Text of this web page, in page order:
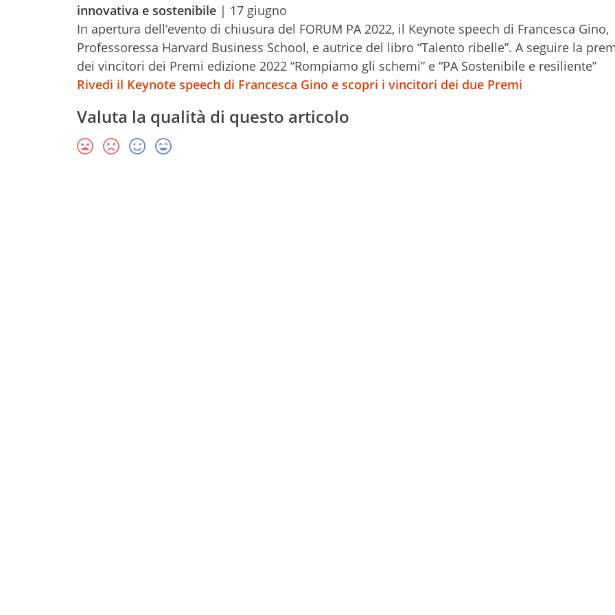
innovativa e sostenibile | 17 giugno
In apertura dell’evento di chiusura del FORUM PA 2022, il Keynote speech di Francesca Gino,
Professoressa Harvard Business School, e autrice del libro “Talento ribelle”. A seguire la
dei vincitori dei Premi edizione 2022 “Rompiamo gli schemi” e “PA Sostenibile e resiliente”
Rivedi il Keynote speech di Francesca Gino e scopri i vincitori dei due Premi
Valuta la qualità di questo articolo